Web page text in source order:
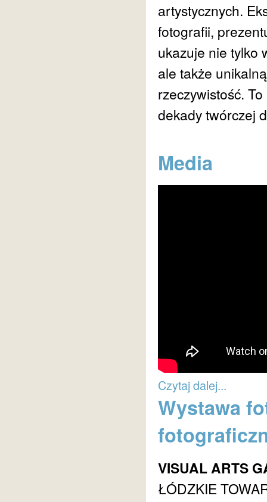
artystycznych.
fotografii,
ukazuje nie tylko
ale także
rzeczywistość.
dekady twórczej
Media
Czytaj dalej...
Wystawa
VISUAL ARTS
ŁÓDZKIE